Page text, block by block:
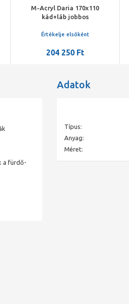
M-Acryl Daria 170x110
kád+láb jobbos
Értékelje elsőként
204 250 Ft
a fürdő-
Adatok
Típus:
Anyag:
Méret: